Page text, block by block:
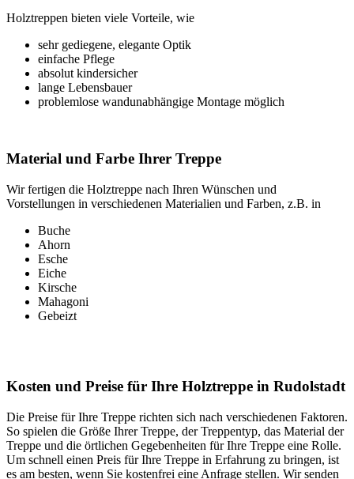
Holztreppen bieten viele Vorteile, wie
sehr gediegene, elegante Optik
einfache Pflege
absolut kindersicher
lange Lebensbauer
problemlose wandunabhängige Montage möglich
Material und Farbe Ihrer Treppe
Wir fertigen die Holztreppe nach Ihren Wünschen und
Vorstellungen in verschiedenen Materialien und Farben, z.B. in
Buche
Ahorn
Esche
Eiche
Kirsche
Mahagoni
Gebeizt
Kosten und Preise für Ihre Holztreppe in Rudolstadt
Die Preise für Ihre Treppe richten sich nach verschiedenen Faktoren.
So spielen die Größe Ihrer Treppe, der Treppentyp, das Material der
Treppe und die örtlichen Gegebenheiten für Ihre Treppe eine Rolle.
Um schnell einen Preis für Ihre Treppe in Erfahrung zu bringen, ist
es am besten, wenn Sie kostenfrei eine Anfrage stellen. Wir senden